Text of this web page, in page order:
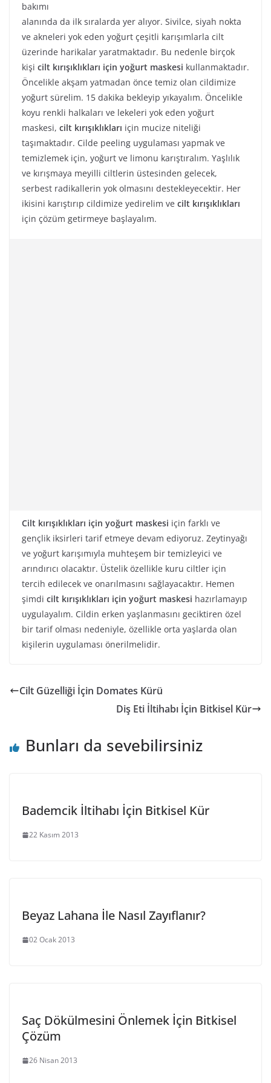
bakımı
alanında da ilk sıralarda yer alıyor. Sivilce, siyah nokta
ve akneleri yok eden yoğurt çeşitli karışımlarla cilt
üzerinde harikalar yaratmaktadır. Bu nedenle birçok
kişi cilt kırışıklıkları için yoğurt maskesi kullanmaktadır.
Öncelikle akşam yatmadan önce temiz olan cildimize
yoğurt sürelim. 15 dakika bekleyip yıkayalım. Öncelikle
koyu renkli halkaları ve lekeleri yok eden yoğurt
maskesi, cilt kırışıklıkları için mucize niteliği
taşımaktadır. Cilde peeling uygulaması yapmak ve
temizlemek için, yoğurt ve limonu karıştıralım. Yaşlılık
ve kırışmaya meyilli ciltlerin üstesinden gelecek,
serbest radikallerin yok olmasını destekleyecektir. Her
ikisini karıştırıp cildimize yedirelim ve cilt kırışıklıkları
için çözüm getirmeye başlayalım.
Cilt kırışıklıkları için yoğurt maskesi için farklı ve
gençlik iksirleri tarif etmeye devam ediyoruz. Zeytinyağı
ve yoğurt karışımıyla muhteşem bir temizleyici ve
arındırıcı olacaktır. Üstelik özellikle kuru ciltler için
tercih edilecek ve onarılmasını sağlayacaktır. Hemen
şimdi cilt kırışıklıkları için yoğurt maskesi hazırlamayıp
uygulayalım. Cildin erken yaşlanmasını geciktiren özel
bir tarif olması nedeniyle, özellikle orta yaşlarda olan
kişilerin uygulaması önerilmelidir.
Cilt Güzelliği İçin Domates Kürü
Diş Eti İltihabı İçin Bitkisel Kür
Bunları da sevebilirsiniz
Bademcik İltihabı İçin Bitkisel Kür
22 Kasım 2013
Beyaz Lahana İle Nasıl Zayıflanır?
02 Ocak 2013
Saç Dökülmesini Önlemek İçin Bitkisel
Çözüm
26 Nisan 2013